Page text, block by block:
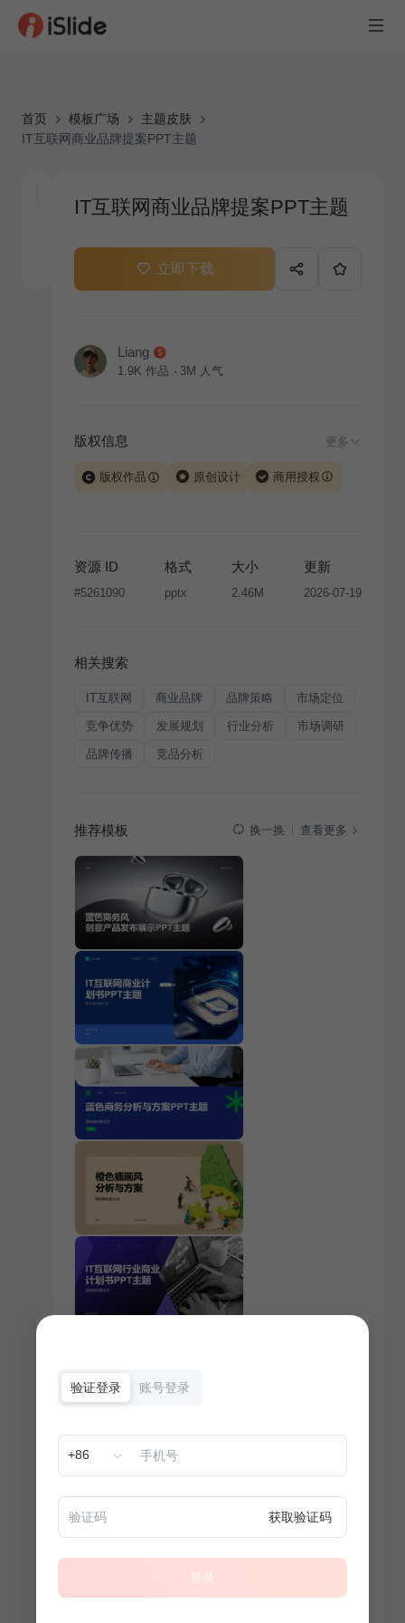
首页 模板广场
主题皮肤
IT互联网商业品牌提案PPT主题
IT互联网商业品牌提案PPT主题
立即下载
Liang
1.9K 作品 3M 人气
版权信息 更多
版权作品 原创设计 商用授权
版权声明
条款，禁止任何形式的转让、出售或出租，未
经投权许可任何人不得擅自转载和分发，否则将接照我
资源 ID
#5261090
格式
pptx
大小
2.46M
更新
2026-07-19
相关搜索
IT互联网 商业品牌 品牌策略 市场定位
竞争优势 发展规划 行业分析 市场调研
品牌传播 竞品分析
推荐模板 换一换 查看更多
验证登录 账号登录
+86
获取验证码
登录